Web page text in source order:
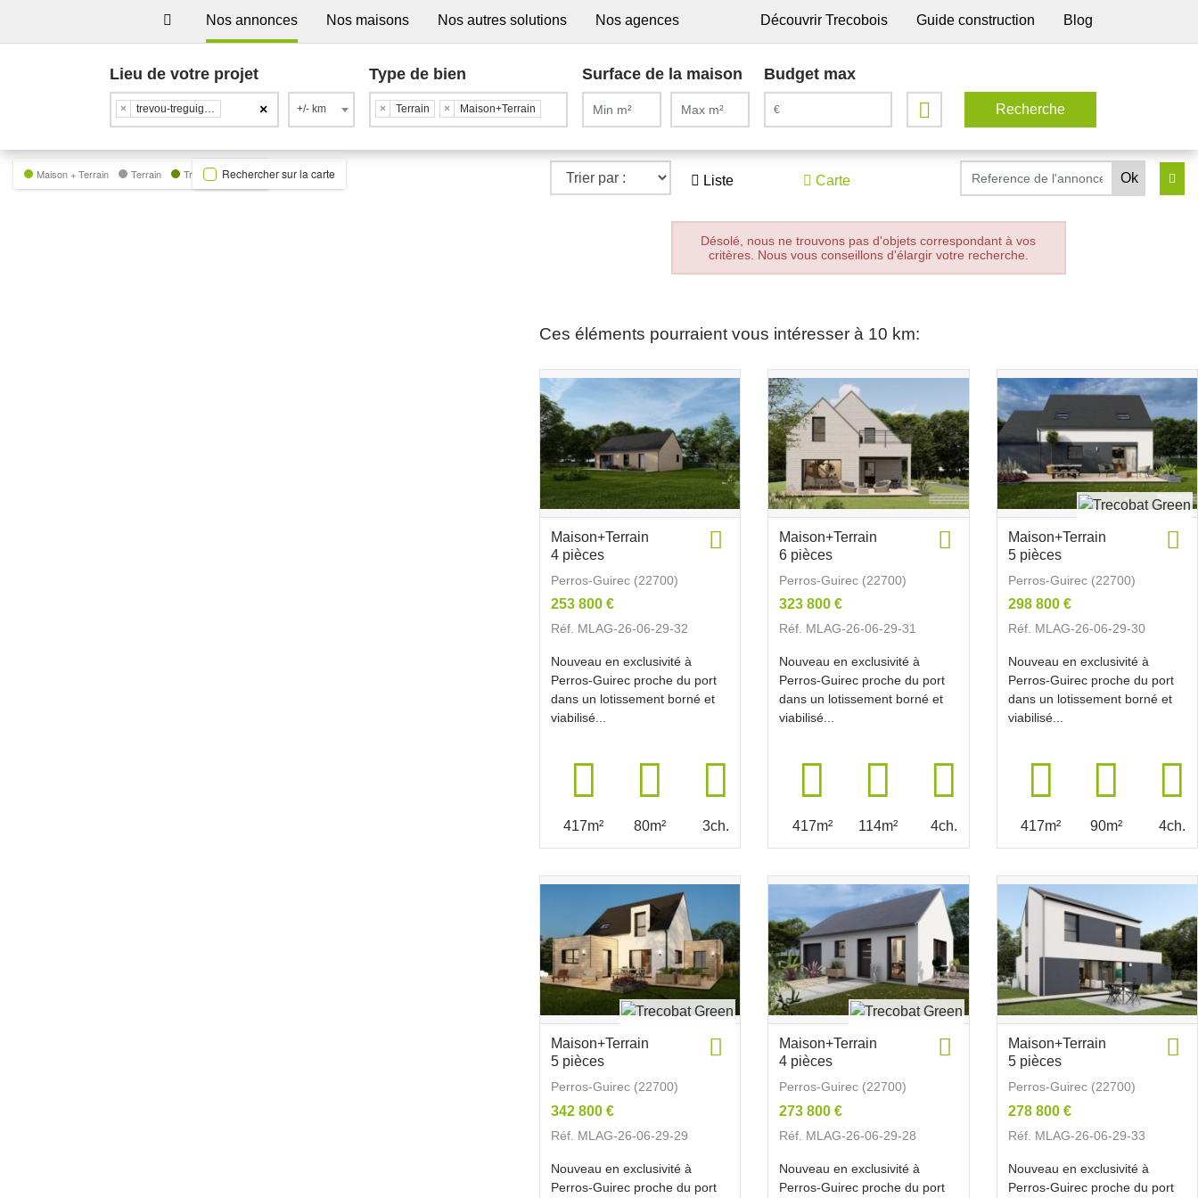
Nos annonces Nos maisons Nos autres solutions Nos agences Découvrir Trecobois Guide construction Blog
Lieu de votre projet
×
× trevou-treguignec +/- km
Type de bien
× Terrain × Maison+Terrain
Surface de la maison Budget max
Liste Carte
Maison + Terrain Terrain Trecobat GreenRechercher sur la carte
Désolé, nous ne trouvons pas d'objets correspondant à vos
critères. Nous vous conseillons d'élargir votre recherche.
Ces éléments pourraient vous intéresser à 10 km:
Maison+Terrain
4 pièces
Perros-Guirec (22700)
253 800 €
Réf. MLAG-26-06-29-32
Nouveau en exclusivité à
Perros-Guirec proche du port
dans un lotissement borné et
viabilisé...
417m² 80m² 3ch.
Maison+Terrain
6 pièces
Perros-Guirec (22700)
323 800 €
Réf. MLAG-26-06-29-31
Nouveau en exclusivité à
Perros-Guirec proche du port
dans un lotissement borné et
viabilisé...
417m² 114m² 4ch.
Maison+Terrain
5 pièces
Perros-Guirec (22700)
298 800 €
Réf. MLAG-26-06-29-30
Nouveau en exclusivité à
Perros-Guirec proche du port
dans un lotissement borné et
viabilisé...
417m² 90m² 4ch.
Maison+Terrain
5 pièces
Perros-Guirec (22700)
342 800 €
Réf. MLAG-26-06-29-29
Nouveau en exclusivité à
Perros-Guirec proche du port
Maison+Terrain
4 pièces
Perros-Guirec (22700)
273 800 €
Réf. MLAG-26-06-29-28
Nouveau en exclusivité à
Perros-Guirec proche du port
Maison+Terrain
5 pièces
Perros-Guirec (22700)
278 800 €
Réf. MLAG-26-06-29-33
Nouveau en exclusivité à
Perros-Guirec proche du port